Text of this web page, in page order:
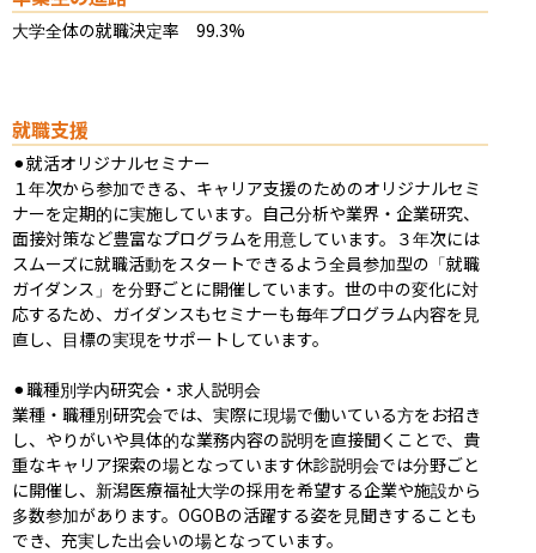
大学全体の就職決定率　99.3%
就職支援
⚫︎就活オリジナルセミナー
１年次から参加できる、キャリア支援のためのオリジナルセミ
ナーを定期的に実施しています。自己分析や業界・企業研究、
面接対策など豊富なプログラムを用意しています。３年次には
スムーズに就職活動をスタートできるよう全員参加型の「就職
ガイダンス」を分野ごとに開催しています。世の中の変化に対
応するため、ガイダンスもセミナーも毎年プログラム内容を見
直し、目標の実現をサポートしています。
⚫︎職種別学内研究会・求人説明会
業種・職種別研究会では、実際に現場で働いている方をお招き
し、やりがいや具体的な業務内容の説明を直接聞くことで、貴
重なキャリア探索の場となっています休診説明会では分野ごと
に開催し、新潟医療福祉大学の採用を希望する企業や施設から
多数参加があります。OGOBの活躍する姿を見聞きすることも
でき、充実した出会いの場となっています。